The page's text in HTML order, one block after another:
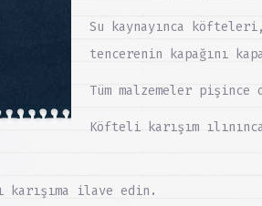
Su kaynayınca
tencerenin kapağını
Tüm malzemeler pişince
Köfteli karışım
karışıma ilave edin.